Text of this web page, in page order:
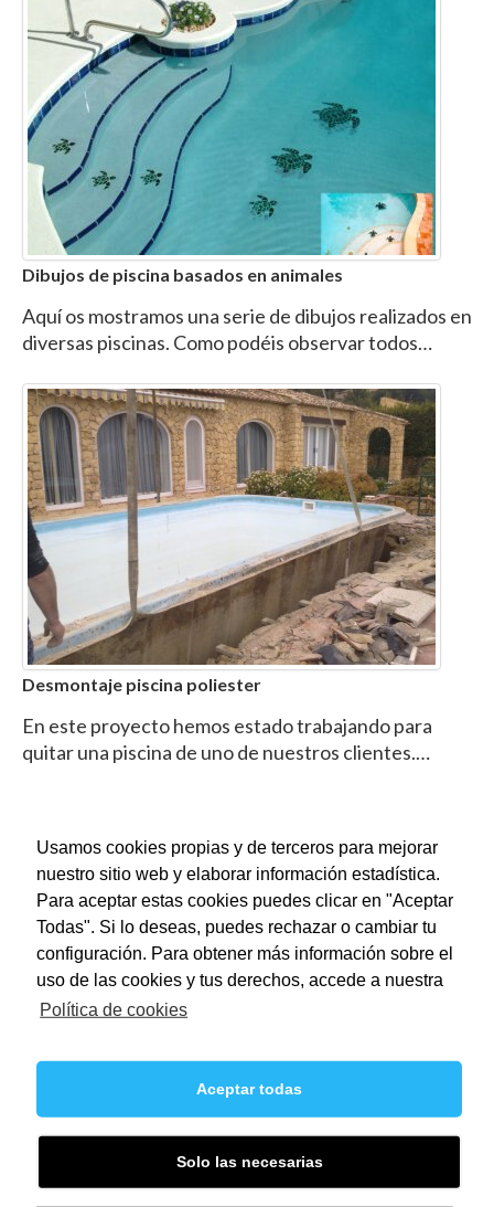
Dibujos de piscina basados en animales
Aquí os mostramos una serie de dibujos realizados en
diversas piscinas. Como podéis observar todos…
Desmontaje piscina poliester
En este proyecto hemos estado trabajando para
quitar una piscina de uno de nuestros clientes.…
Piscina rectangular con cañones de agua
by
Usamos cookies propias y de terceros para mejorar
nuestro sitio web y elaborar información estadística.
Para aceptar estas cookies puedes clicar en "Aceptar
Todas". Si lo deseas, puedes rechazar o cambiar tu
configuración. Para obtener más información sobre el
uso de las cookies y tus derechos, accede a nuestra
Política de cookies
Aceptar todas
Solo las necesarias